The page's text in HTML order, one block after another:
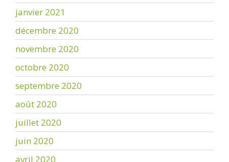
janvier 2021
décembre 2020
novembre 2020
octobre 2020
septembre 2020
août 2020
juillet 2020
juin 2020
avril 2020